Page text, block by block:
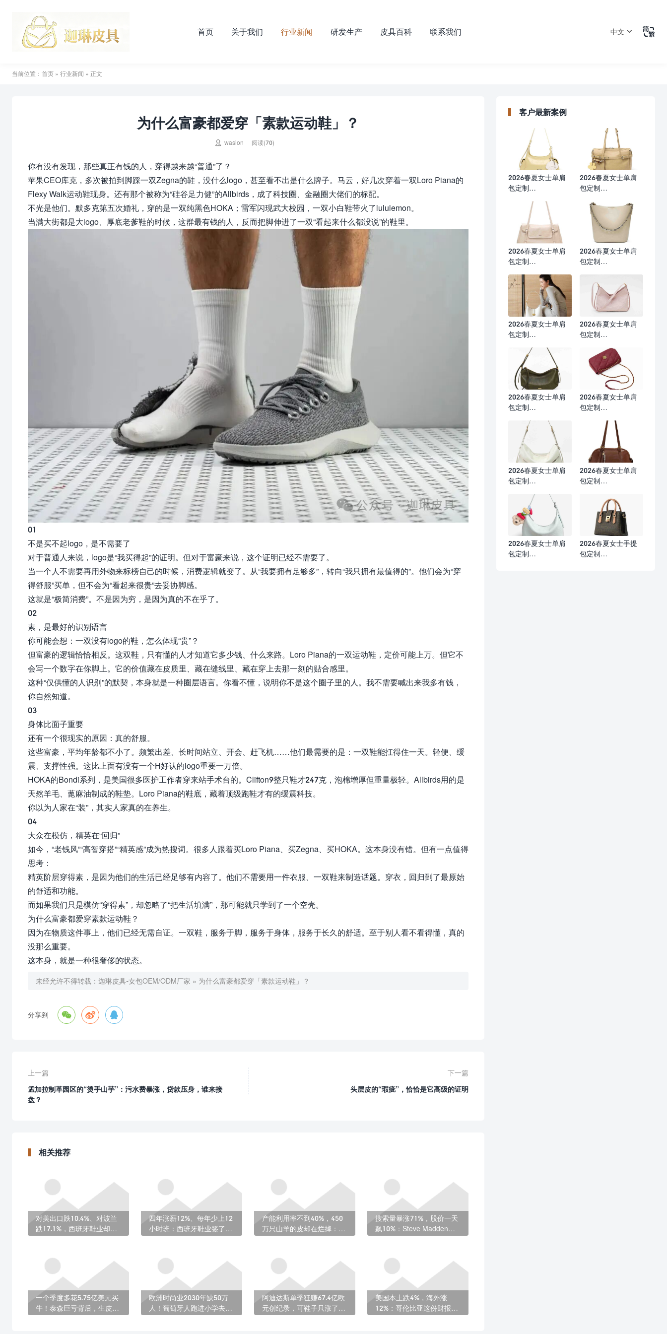

中文
首页 关于我们 行业新闻 研发生产 皮具百科 联系我们
当前位置： 首页 » 行业新闻 » 正文
为什么富豪都爱穿「素款运动鞋」？
 wasion 阅读(70)
你有没有发现，那些真正有钱的人，穿得越来越“普通”了？
苹果CEO库克，多次被拍到脚踩一双Zegna的鞋，没什么logo，甚至看不出是什么牌子。马云，好几次穿着一双Loro Piana的
Flexy Walk运动鞋现身。还有那个被称为“硅谷足力健”的Allbirds，成了科技圈、金融圈大佬们的标配。
不光是他们。默多克第五次婚礼，穿的是一双纯黑色HOKA；雷军闪现武大校园，一双小白鞋带火了lululemon。
当满大街都是大logo、厚底老爹鞋的时候，这群最有钱的人，反而把脚伸进了一双“看起来什么都没说”的鞋里。
01
不是买不起logo，是不需要了
对于普通人来说，logo是“我买得起”的证明。但对于富豪来说，这个证明已经不需要了。
当一个人不需要再用外物来标榜自己的时候，消费逻辑就变了。从“我要拥有足够多”，转向“我只拥有最值得的”。他们会为“穿
得舒服”买单，但不会为“看起来很贵”去妥协脚感。
这就是“极简消费”。不是因为穷，是因为真的不在乎了。
02
素，是最好的识别语言
你可能会想：一双没有logo的鞋，怎么体现“贵”？
但富豪的逻辑恰恰相反。这双鞋，只有懂的人才知道它多少钱、什么来路。Loro Piana的一双运动鞋，定价可能上万。但它不
会写一个数字在你脚上。它的价值藏在皮质里、藏在缝线里、藏在穿上去那一刻的贴合感里。
这种“仅供懂的人识别”的默契，本身就是一种圈层语言。你看不懂，说明你不是这个圈子里的人。我不需要喊出来我多有钱，
你自然知道。
03
身体比面子重要
还有一个很现实的原因：真的舒服。
这些富豪，平均年龄都不小了。频繁出差、长时间站立、开会、赶飞机……他们最需要的是：一双鞋能扛得住一天。轻便、缓
震、支撑性强。这比上面有没有一个H好认的logo重要一万倍。
HOKA的Bondi系列，是美国很多医护工作者穿来站手术台的。Clifton9整只鞋才247克，泡棉增厚但重量极轻。Allbirds用的是
天然羊毛、蓖麻油制成的鞋垫。Loro Piana的鞋底，藏着顶级跑鞋才有的缓震科技。
你以为人家在“装”，其实人家真的在养生。
04
大众在模仿，精英在“回归”
如今，“老钱风”“高智穿搭”“精英感”成为热搜词。很多人跟着买Loro Piana、买Zegna、买HOKA。这本身没有错。但有一点值得
思考：
精英阶层穿得素，是因为他们的生活已经足够有内容了。他们不需要用一件衣服、一双鞋来制造话题。穿衣，回归到了最原始
的舒适和功能。
而如果我们只是模仿“穿得素”，却忽略了“把生活填满”，那可能就只学到了一个空壳。
为什么富豪都爱穿素款运动鞋？
因为在物质这件事上，他们已经无需自证。一双鞋，服务于脚，服务于身体，服务于长久的舒适。至于别人看不看得懂，真的
没那么重要。
这本身，就是一种很奢侈的状态。
未经允许不得转载： 迦琳皮具-女包OEM/ODM厂家 » 为什么富豪都爱穿「素款运动鞋」？
分享到   
上一篇
孟加拉制革园区的“烫手山芋”：污水费暴涨，贷款压身，谁来接
盘？
下一篇
头层皮的“瑕疵”，恰恰是它高级的证明
相关推荐
对美出口跌10.4%、对波兰
跌17.1%，西班牙鞋业却只
四年涨薪12%、每年少上12
小时班：西班牙鞋业签了份
产能利用率不到40%，450
万只山羊的皮却在烂掉：津
搜索量暴涨71%，股价一天
飙10%：Steve Madden凭
一个季度多花5.75亿美元买
牛！泰森巨亏背后，生皮的
欧洲时尚业2030年缺50万
人！葡萄牙人跑进小学去抢
阿迪达斯单季狂赚67.4亿欧
元创纪录，可鞋子只涨了
美国本土跌4%，海外涨
12%：哥伦比亚这份财报，
客户最新案例
2026春夏女士单肩
包定制
2026春夏女士单肩
包定制
2026春夏女士单肩
包定制
2026春夏女士单肩
包定制
2026春夏女士单肩
包定制
2026春夏女士单肩
包定制
2026春夏女士单肩
包定制
2026春夏女士单肩
包定制
2026春夏女士单肩
包定制
2026春夏女士单肩
包定制
2026春夏女士单肩
包定制
2026春夏女士手提
包定制